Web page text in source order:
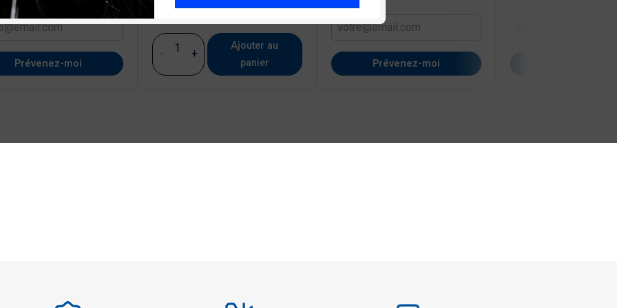
Prévenez-moi
- +
Ajouter au
panier
Prévenez-moi